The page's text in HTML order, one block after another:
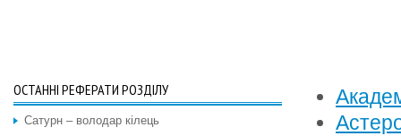
ОСТАННІ РЕФЕРАТИ РОЗДІЛУ
Сатурн – володар кілець